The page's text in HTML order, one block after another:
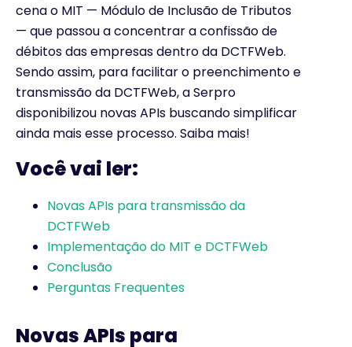
cena o MIT — Módulo de Inclusão de Tributos
— que passou a concentrar a confissão de
débitos das empresas dentro da DCTFWeb.
Sendo assim, para facilitar o preenchimento e
transmissão da DCTFWeb, a Serpro
disponibilizou novas APIs buscando simplificar
ainda mais esse processo. Saiba mais!
Você vai ler:
Novas APIs para transmissão da
DCTFWeb
Implementação do MIT e DCTFWeb
Conclusão
Perguntas Frequentes
Novas APIs para